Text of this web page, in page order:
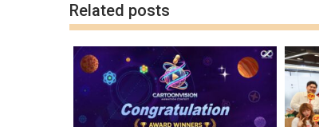
Related posts